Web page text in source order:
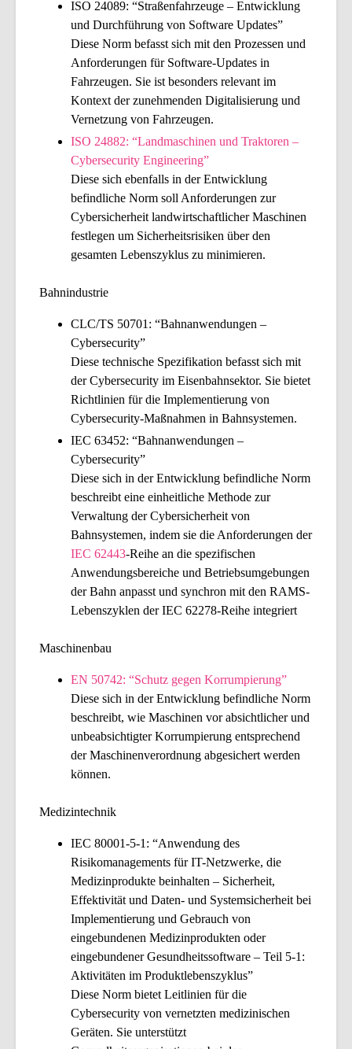
ISO 24089: “Straßenfahrzeuge – Entwicklung
und Durchführung von Software Updates”
Diese Norm befasst sich mit den Prozessen und
Anforderungen für Software-Updates in
Fahrzeugen. Sie ist besonders relevant im
Kontext der zunehmenden Digitalisierung und
Vernetzung von Fahrzeugen.
ISO 24882: “Landmaschinen und Traktoren –
Cybersecurity Engineering”
Diese sich ebenfalls in der Entwicklung
befindliche Norm soll Anforderungen zur
Cybersicherheit landwirtschaftlicher Maschinen
festlegen um Sicherheitsrisiken über den
gesamten Lebenszyklus zu minimieren.
Bahnindustrie
CLC/TS 50701: “Bahnanwendungen –
Cybersecurity”
Diese technische Spezifikation befasst sich mit
der Cybersecurity im Eisenbahnsektor. Sie bietet
Richtlinien für die Implementierung von
Cybersecurity-Maßnahmen in Bahnsystemen.
IEC 63452: “Bahnanwendungen –
Cybersecurity”
Diese sich in der Entwicklung befindliche Norm
beschreibt eine einheitliche Methode zur
Verwaltung der Cybersicherheit von
Bahnsystemen, indem sie die Anforderungen der
IEC 62443-Reihe an die spezifischen
Anwendungsbereiche und Betriebsumgebungen
der Bahn anpasst und synchron mit den RAMS-
Lebenszyklen der IEC 62278-Reihe integriert
Maschinenbau
EN 50742: “Schutz gegen Korrumpierung”
Diese sich in der Entwicklung befindliche Norm
beschreibt, wie Maschinen vor absichtlicher und
unbeabsichtigter Korrumpierung entsprechend
der Maschinenverordnung abgesichert werden
können.
Medizintechnik
IEC 80001-5-1: “Anwendung des
Risikomanagements für IT-Netzwerke, die
Medizinprodukte beinhalten – Sicherheit,
Effektivität und Daten- und Systemsicherheit bei
Implementierung und Gebrauch von
eingebundenen Medizinprodukten oder
eingebundener Gesundheitssoftware – Teil 5-1:
Aktivitäten im Produktlebenszyklus”
Diese Norm bietet Leitlinien für die
Cybersecurity von vernetzten medizinischen
Geräten. Sie unterstützt